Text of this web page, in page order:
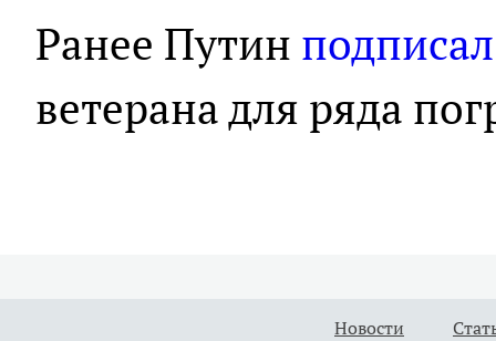
Ранее Путин подписал
ветерана для ряда
Новости